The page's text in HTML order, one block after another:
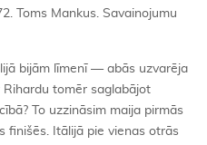
Toms Mankus. Savainojumu
bijām līmenī — abās uzvarēja
Rihardu tomēr saglabājot
To uzzināsim maija pirmās
finišēs. Itālijā pie vienas otrās